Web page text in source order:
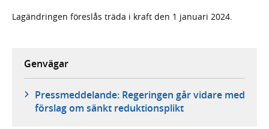
Lagändringen föreslås träda i kraft den 1 januari 2024.
Genvägar
Pressmeddelande: Regeringen går vidare med
förslag om sänkt reduktionsplikt